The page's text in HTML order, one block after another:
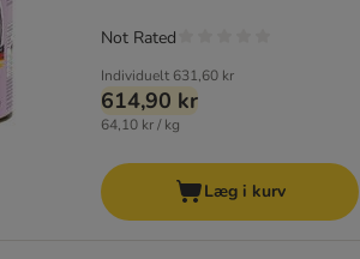
Individuelt 631,60 kr
614,90 kr
64,10 kr / kg
Not Rated
Læg i kurv